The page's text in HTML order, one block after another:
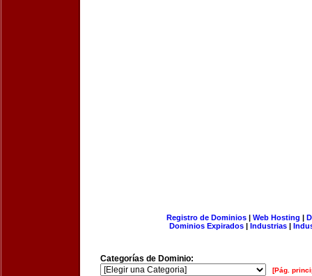
Registro de Dominios| Web Hosting |
Dominios Expirados | Industrias |
Categorías de Dominio:
[Pág.